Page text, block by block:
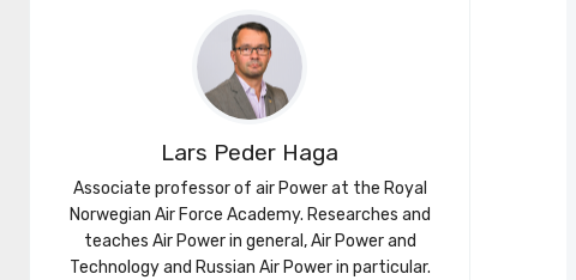
Lars Peder Haga
Associate professor of air Power at the Royal
Norwegian Air Force Academy. Researches and
teaches Air Power in general, Air Power and
Technology and Russian Air Power in particular.